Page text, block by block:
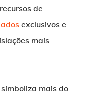
de
exclusivos e
mais
simboliza mais do